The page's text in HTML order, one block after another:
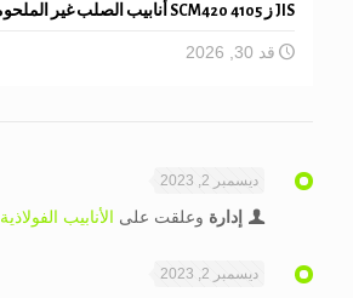
JIS ز 4105 SCM420 أنابيب الصلب غير الملحومة
قد 30, 2026
ديسمبر 2, 2023
إدارة وعلقت على الأنابيب الفولاذية
ديسمبر 2, 2023